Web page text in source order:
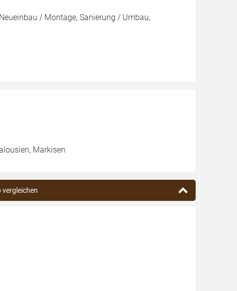
/ Montage, Sanierung / Umbau,
Markisen